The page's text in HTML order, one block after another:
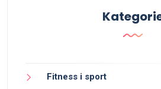
Fitness i sport